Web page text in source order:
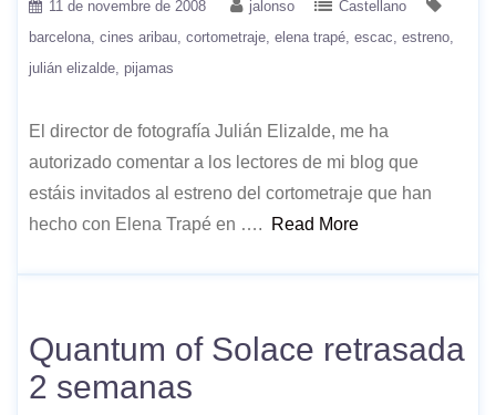
11 de novembre de 2008 jalonso
Castellano
barcelona cines aribau cortometraje elena trapé escac estreno
julián elizalde pijamas
El director de fotografía Julián Elizalde, me ha
autorizado comentar a los lectores de mi blog que
estáis invitados al estreno del cortometraje que han
hecho con Elena Trapé en ….
Read More
Quantum of Solace retrasada
2 semanas